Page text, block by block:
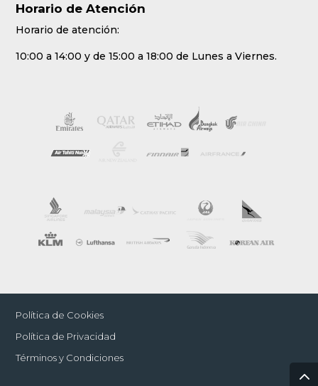
Horario de Atención
Horario de atención:
10:00 a 14:00 y de 15:00 a 18:00 de Lunes a Viernes.
Política de Cookies
Política de Privacidad
Términos y Condiciones